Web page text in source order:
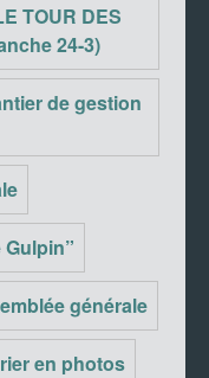
TOUR DES
24-3)
de gestion
générale
en photos